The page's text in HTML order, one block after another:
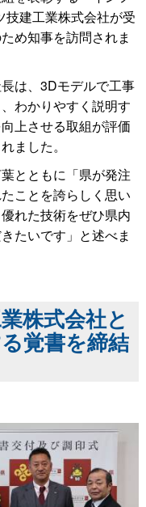
技建工業株式会社が受
め知事を訪問されま
は、3Dモデルで工事
わかりやすく説明す
上させる取組が評価
ました。
とともに「県が発注
ことを誇らしく思い
れた技術をぜひ県内
たいです」と述べま
株式会社と
覚書を締結